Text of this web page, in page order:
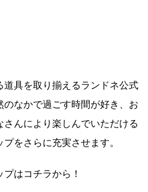
具を取り揃えるランドネ公式
なかで過ごす時間が好き、お
んにより楽しんでいただける
をさらに充実させます。
はコチラから！